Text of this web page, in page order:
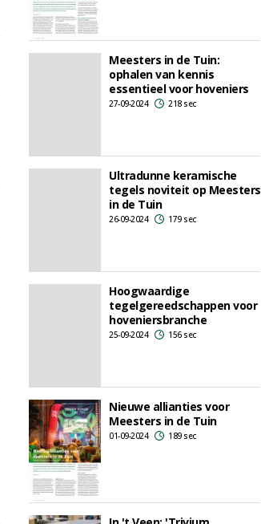
Meesters in de Tuin:
ophalen van kennis
essentieel voor hoveniers
27-09-2024 218 sec
Ultradunne keramische
tegels noviteit op Meesters
in de Tuin
26-09-2024 179 sec
Hoogwaardige
tegelgereedschappen voor
hoveniersbranche
25-09-2024 156 sec
Nieuwe allianties voor
Meesters in de Tuin
01-09-2024 189 sec